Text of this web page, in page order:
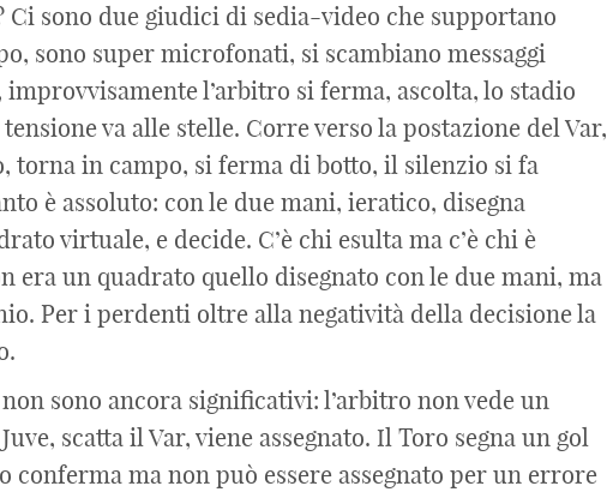
Ci sono due giudici di sedia-video che supportano
sono super microfonati, si scambiano messaggi
l’arbitro si ferma, ascolta, lo stadio
va alle stelle. Corre verso la postazione del Var,
torna in campo, si ferma di botto, il silenzio si fa
è assoluto: con le due mani, ieratico, disegna
virtuale, e decide. C’è chi esulta ma c’è chi è
era un quadrato quello disegnato con le due mani, ma
Per i perdenti oltre alla negatività della decisione la
sono ancora significativi: l’arbitro non vede un
scatta il Var, viene assegnato. Il Toro segna un gol
conferma ma non può essere assegnato per un errore